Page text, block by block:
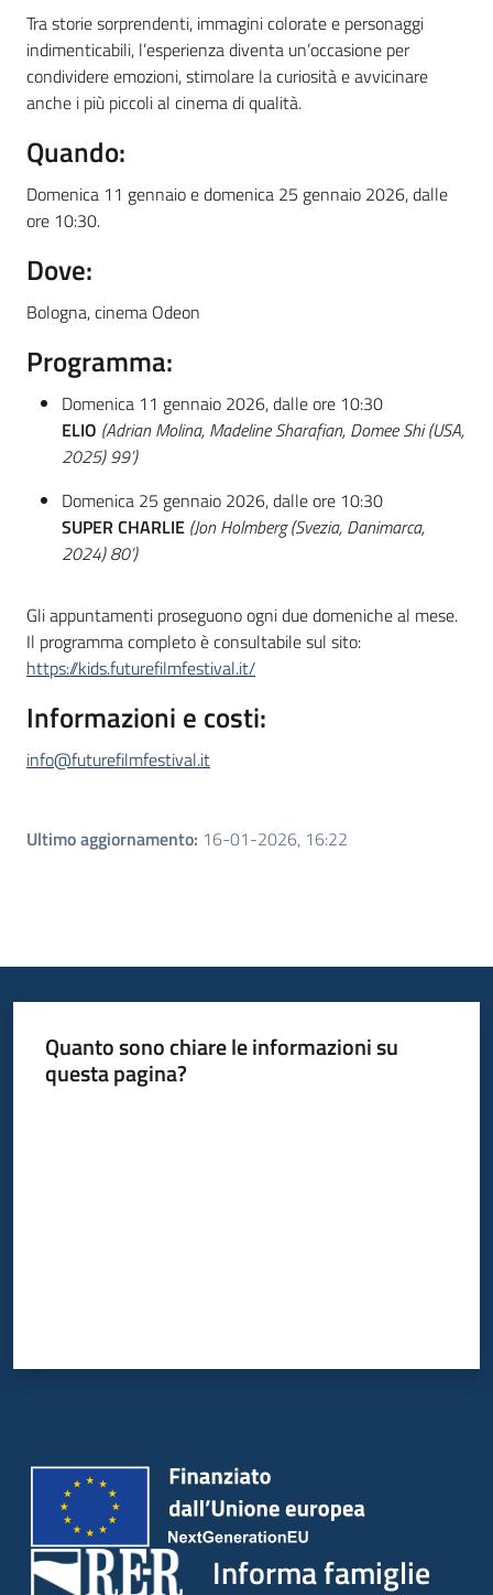
Tra storie sorprendenti, immagini colorate e personaggi
indimenticabili, l’esperienza diventa un’occasione per
condividere emozioni, stimolare la curiosità e avvicinare
anche i più piccoli al cinema di qualità.
Quando:
Domenica 11 gennaio e domenica 25 gennaio 2026, dalle
ore 10:30.
Dove:
Bologna, cinema Odeon
Programma:
Domenica 11 gennaio 2026, dalle ore 10:30
ELIO (Adrian Molina, Madeline Sharafian, Domee Shi (USA,
2025) 99’)
Domenica 25 gennaio 2026, dalle ore 10:30
SUPER CHARLIE (Jon Holmberg (Svezia, Danimarca,
2024) 80’)
Gli appuntamenti proseguono ogni due domeniche al mese.
Il programma completo è consultabile sul sito:
https://kids.futurefilmfestival.it/
Informazioni e costi:
info@futurefilmfestival.it
Ultimo aggiornamento: 16-01-2026, 16:22
Quanto sono chiare le informazioni su
questa pagina?
Informa famiglie